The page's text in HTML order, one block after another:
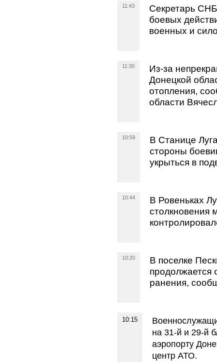
11:43
Секретарь
боевых
военных и
11:30
Из-за
Донецкой
отопления,
области
10:59
В Станице
стороны
укрыться в
10:44
В Ровеньках
столкновения
10:20
В поселке
продолжается
ранения,
10:15
на 31-й и 29-й
аэропорту
центр АТО.